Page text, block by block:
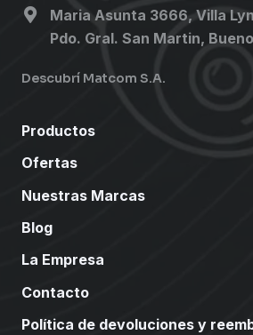
Maria Asunta 3666, Villa
Pdo. Gral. San Martin,
Descubrí Matcom S.A.
Productos
Ofertas
Nuestras Marcas
Blog
La Empresa
Contacto
Política de devoluciones y